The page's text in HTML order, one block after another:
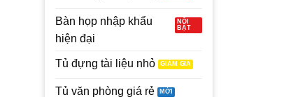
Bàn họp nhập khẩu
hiện đại
Tủ đựng tài liệu nhỏ
Tủ văn phòng giá rẻ